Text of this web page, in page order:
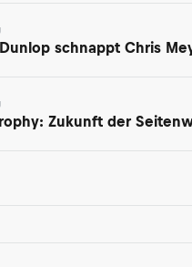
schnappt Chris
Zukunft der